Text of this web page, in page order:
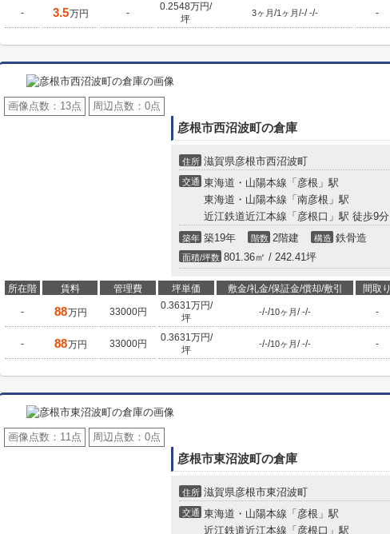
- 3.5万円 -
0.2548万円/
坪
3ヶ月/1ヶ月/-/-/- -
画像点数： 13点 周辺点数： 0点
彦根市西沼波町の倉庫
住所 滋賀県彦根市西沼波町
交通 東海道・山陽本線「彦根」駅
東海道・山陽本線「南彦根」駅
近江鉄道近江本線「彦根口」駅 徒歩9分
築年 築19年 階数 2階建 構造 鉄骨造
面積/坪数 801.36㎡ / 242.41坪
所在階 賃料 管理費 坪単価 敷金/礼金/保証金/償却/敷引 間取り
- 88万円 33000円
0.3631万円/
坪
-/-/10ヶ月/-/- -
- 88万円 33000円
0.3631万円/
坪
-/-/10ヶ月/-/- -
画像点数： 11点 周辺点数： 0点
彦根市東沼波町の倉庫
住所 滋賀県彦根市東沼波町
交通 東海道・山陽本線「彦根」駅
近江鉄道近江本線「彦根口」駅